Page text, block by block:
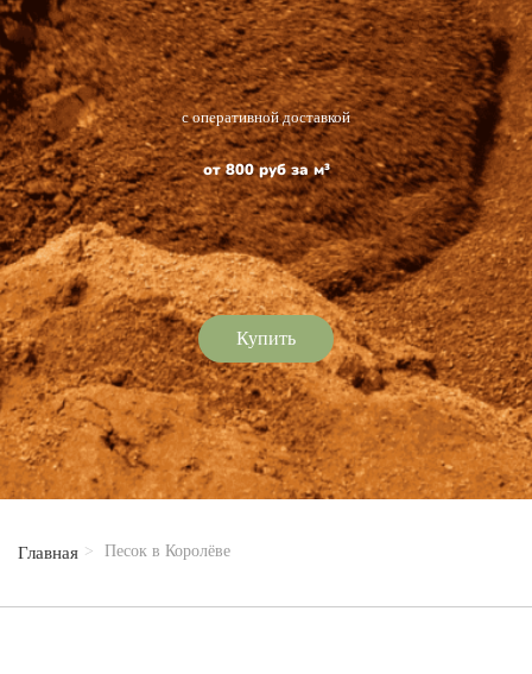
с оперативной доставкой
от 800 руб за м³
Купить
Главная Песок в Королёве